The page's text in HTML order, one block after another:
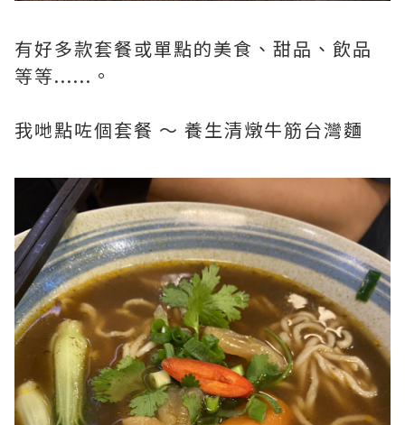
有好多款套餐或單點的美食、甜品、飲品
等等......。
我哋點咗個套餐 ～ 養生清燉牛筋台灣麵